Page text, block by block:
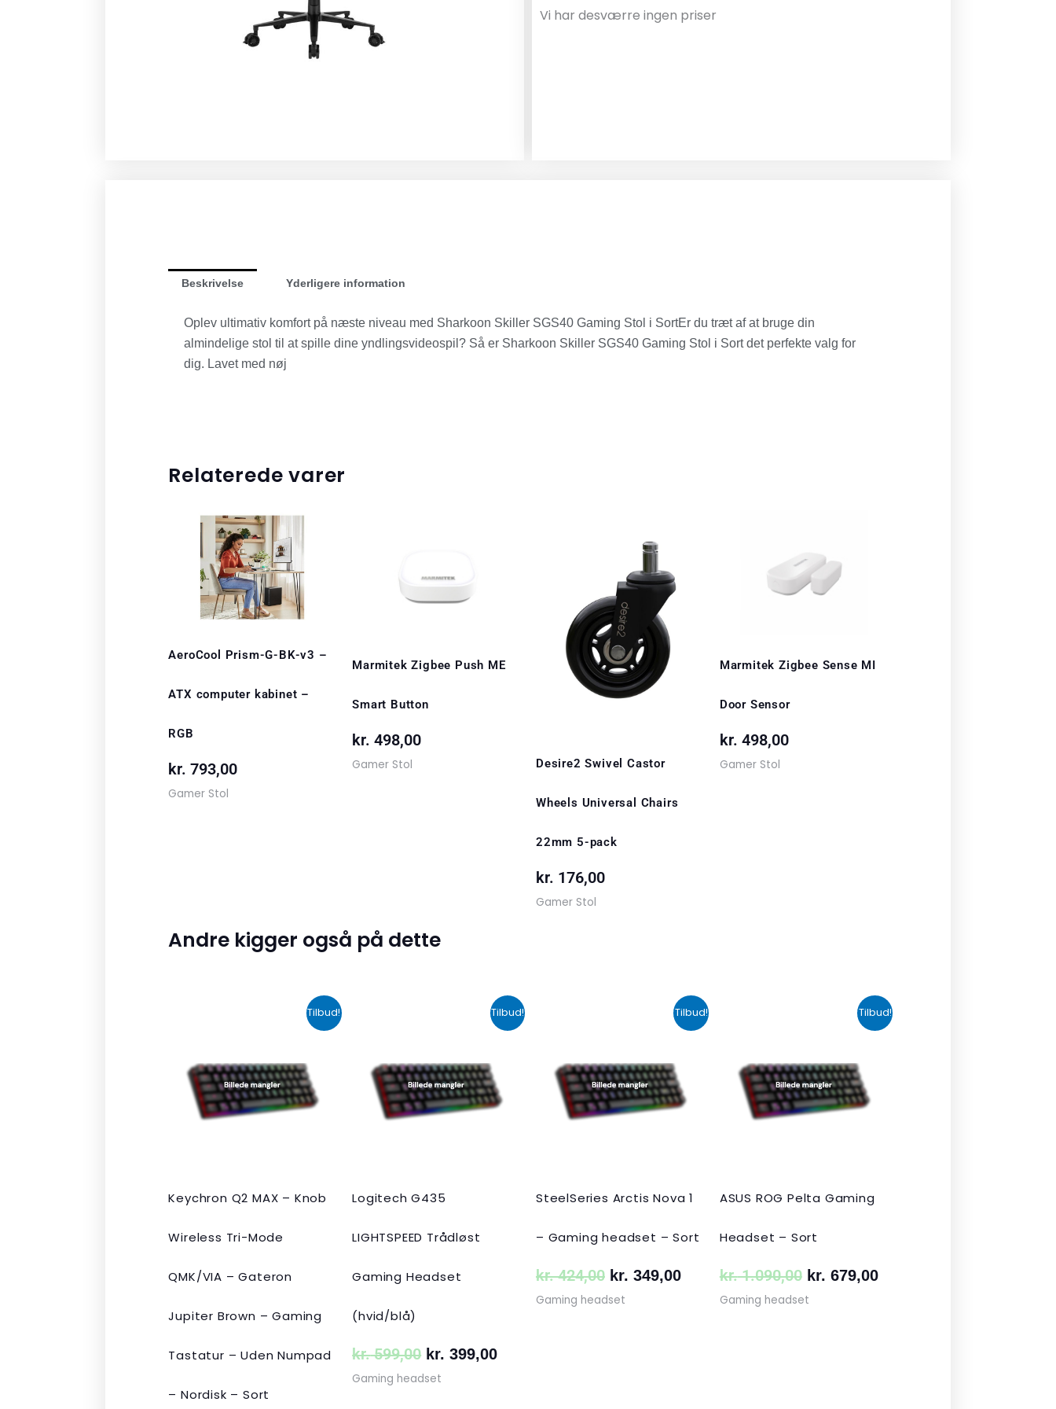
Vi har desværre ingen priser
Beskrivelse Yderligere information
Oplev ultimativ komfort på næste niveau med Sharkoon Skiller SGS40 Gaming Stol i SortEr du træt af at bruge din
almindelige stol til at spille dine yndlingsvideospil? Så er Sharkoon Skiller SGS40 Gaming Stol i Sort det perfekte valg for
dig. Lavet med nøj
Relaterede varer
AeroCool Prism-G-BK-v3 –
ATX computer kabinet –
RGB
kr. 793,00
Gamer Stol
Marmitek Zigbee Push ME
Smart Button
kr. 498,00
Gamer Stol Desire2 Swivel Castor
Wheels Universal Chairs
22mm 5-pack
kr. 176,00
Gamer Stol
Marmitek Zigbee Sense MI
Door Sensor
kr. 498,00
Gamer Stol
Andre kigger også på dette
Tilbud!
Keychron Q2 MAX – Knob
Wireless Tri-Mode
QMK/VIA – Gateron
Jupiter Brown – Gaming
Tastatur – Uden Numpad
– Nordisk – Sort
oprindelige
var:
kr. 2.190,00.
aktuelle
er:
kr. 1.465,00.
Tilbud!
Logitech G435
LIGHTSPEED Trådløst
Gaming Headset
(hvid/blå)
kr.599,00
oprindelige
var:
kr. 599,00.
kr. 399,00
Den
aktuelle
kr. 399,00.
Gaming headset
Tilbud!
SteelSeries Arctis Nova 1
– Gaming headset – Sort
kr.424,00
oprindelige
var:
kr. 424,00.
kr. 349,00
Den
aktuelle
kr. 349,00.
Gaming headset
Tilbud!
ASUS ROG Pelta Gaming
Headset – Sort
kr.1.090,00
oprindelige
var:
kr. 1.090,00.
kr. 679,00
Den
aktuelle
Gaming headset